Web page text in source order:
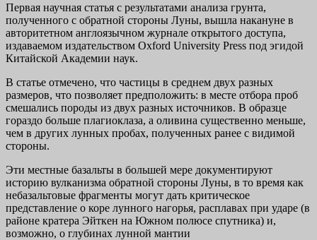
Первая научная статья с результатами анализа грунта,
полученного с обратной стороны Луны, вышла накануне в
авторитетном англоязычном журнале открытого доступа,
издаваемом издательством Oxford University Press под эгидой
Китайской Академии наук.
В статье отмечено, что частицы в среднем двух разных
размеров, что позволяет предположить: в месте отбора проб
смешались породы из двух разных источников. В образце
гораздо больше плагиоклаза, а оливина существенно меньше,
чем в других лунных пробах, полученных ранее с видимой
стороны.
Эти местные базальты в большей мере документируют
историю вулканизма обратной стороны Луны, в то время как
небазальтовые фрагменты могут дать критическое
представление о коре лунного нагорья, расплавах при ударе (в
районе кратера Эйткен на Южном полюсе спутника) и,
возможно, о глубинах лунной мантии